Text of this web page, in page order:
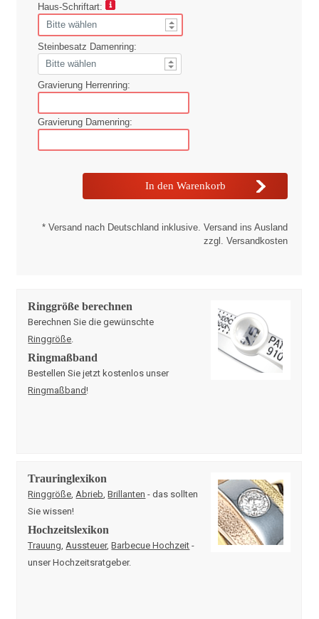
Haus-Schriftart:
Steinbesatz Damenring:
Gravierung Herrenring:
Gravierung Damenring:
* Versand nach Deutschland inklusive. Versand ins Ausland
zzgl. Versandkosten
Ringgröße berechnen
Berechnen Sie die gewünschte
Ringgröße
Ringmaßband
Bestellen Sie jetzt kostenlos unser
Ringmaßband!
Trauringlexikon
Ringgröße Abrieb ,Brillanten - das sollten
Sie wissen!
Hochzeitslexikon
Trauung Aussteuer,Barbecue Hochzeit -
unser Hochzeitsratgeber.